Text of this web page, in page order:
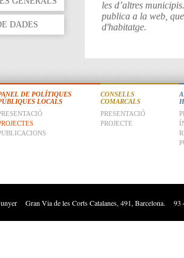
DADES
les d’altres
publica a la web,
d'habitatge.
CONSELLS
COMARCALS
PRESENTACIÓ
PROJECTE
DE POLÍTIQUES
LOCALS
Gran Via de les Corts Catalanes, 491, Barcelona.